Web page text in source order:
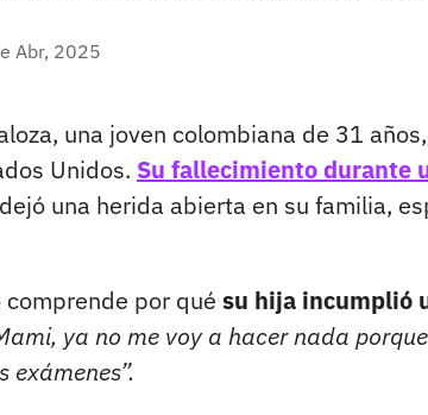
Abr, 2025
una joven colombiana de 31
Unidos. Su fallecimiento durante
dejó una herida abierta en su familia,
por qué su hija incumplió
ya no me voy a hacer nada